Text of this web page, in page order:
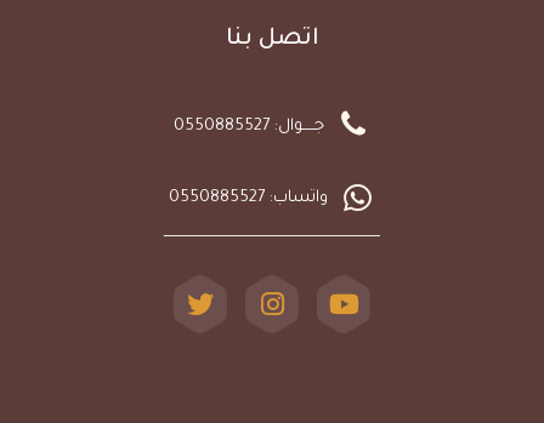
اتصل بنا
جـــــوال: 0550885527
واتساب: 0550885527
ـــــــــــــــــــــــــــــــــــــــــــــــــــــــــــــــــــــــــــــــــــــــــ